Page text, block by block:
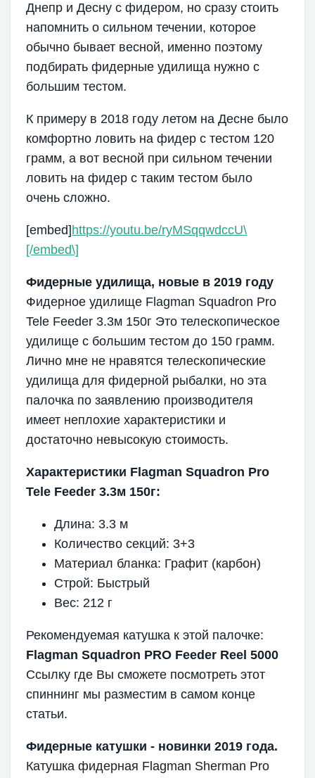
Днепр и Десну с фидером, но сразу стоить
напомнить о сильном течении, которое
обычно бывает весной, именно поэтому
подбирать фидерные удилища нужно с
большим тестом.
К примеру в 2018 году летом на Десне было
комфортно ловить на фидер с тестом 120
грамм, а вот весной при сильном течении
ловить на фидер с таким тестом было
очень сложно.
[embed] https://youtu.be/ryMSqqwdccU\
[/embed\]
Фидерные удилища, новые в 2019 году
Фидерное удилище Flagman Squadron Pro
Tele Feeder 3.3м 150г Это телескопическое
удилище с большим тестом до 150 грамм.
Лично мне не нравятся телескопические
удилища для фидерной рыбалки, но эта
палочка по заявлению производителя
имеет неплохие характеристики и
достаточно невысокую стоимость.
Характеристики Flagman Squadron Pro
Tele Feeder 3.3м 150г:
Длина: 3.3 м
Количество секций: 3+3
Материал бланка: Графит (карбон)
Строй: Быстрый
Вес: 212 г
Рекомендуемая катушка к этой палочке:
Flagman Squadron PRO Feeder Reel 5000
Ссылку где Вы сможете посмотреть этот
спиннинг мы разместим в самом конце
статьи.
Фидерные катушки - новинки 2019 года.
Катушка фидерная Flagman Sherman Pro